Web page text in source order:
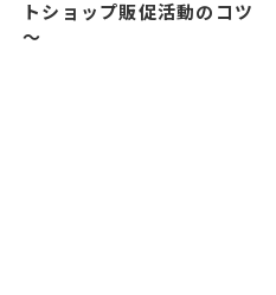
トショップ販促活動のコツ
～